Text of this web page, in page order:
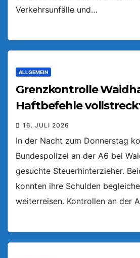
Verkehrsunfälle und…
ALLGEMEIN
Grenzkontrolle
Haftbefehle
16. JULI 2026
In der Nacht zum Donnerstag
Bundespolizei an der A6 bei
gesuchte Steuerhinterzieher.
konnten ihre Schulden
weiterreisen. Kontrollen an der